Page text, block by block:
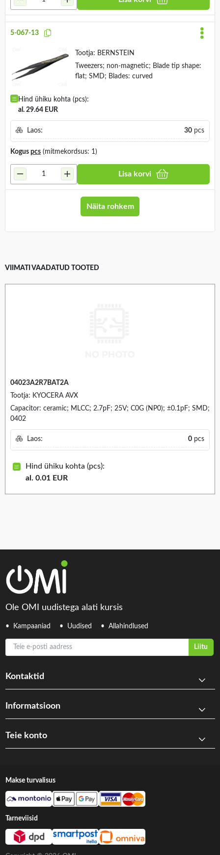
5-067-13
Tootja: BERNSTEIN
Tweezers; non-magnetic; Blade tip shape:
flat; SMD; Blades: curved
Hind ühiku kohta (pcs):
al. 29.64 EUR
Laos: 30 pcs
Kogus pcs (mitmekordsus: 1)
Lisa korvi
Näita rohkem
VIIMATI VAADATUD TOOTED
04023A2R7BAT2A
Tootja: KYOCERA AVX
Capacitor: ceramic; MLCC; 2.7pF; 25V; C0G (NP0); ±0.1pF; SMD;
0402
Laos: 0 pcs
Hind ühiku kohta (pcs):
al. 0.01 EUR
Ole OMI uudistega alati kursis
Kampaaniad Uudised Allahindlused
Teie e-posti aadress
Liitu
Kontaktid
Informatsioon
Teie konto
Makse turvalisus
Tarneviisid